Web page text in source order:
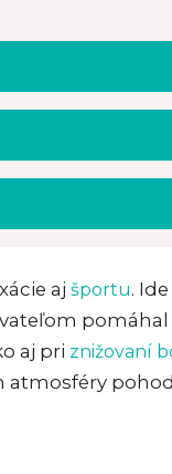
aj športu.
aj pri znižovaní